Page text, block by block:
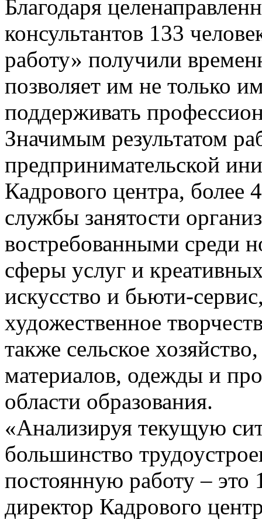
Благодаря
консультантов 133
работу» получили
позволяет им не только
поддерживать
Значимым результатом
предпринимательской
Кадрового центра, более
службы занятости
востребованными среди
сферы услуг и
искусство и бьюти-
художественное
также сельское
материалов, одежды и
области образования.
«Анализируя текущую
большинство
постоянную работу – это
директор Кадрового